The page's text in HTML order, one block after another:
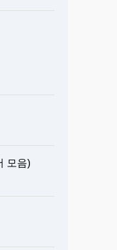
모음)